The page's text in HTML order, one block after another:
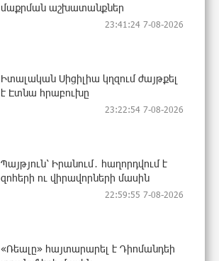
մաքրման աշխատանքներ
23:41:24 7-08-2026
Իտալական Սիցիլիա կղզում ժայթքել
է Էտնա հրաբուխը
23:22:54 7-08-2026
Պայթյուն՝ Իրանում․ հաղորդվում է
զոհերի ու վիրավորների մասին
22:59:55 7-08-2026
«Ռեալը» հայտարարել է Դիոմանդեի